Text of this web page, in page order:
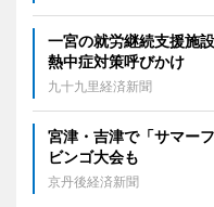
一宮の就労継続支援施
熱中症対策呼びかけ
九十九里経済新聞
宮津・吉津で「サマー
ビンゴ大会も
京丹後経済新聞